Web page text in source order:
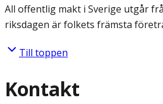
All offentlig makt i Sverige utgår
riksdagen är folkets främsta
Till toppen
Kontakt